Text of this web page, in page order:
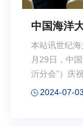
中国海洋
校100周
沂站举行
本站讯世纪
月29日，中
沂分会”）庆
递活动临沂
2024-07-03